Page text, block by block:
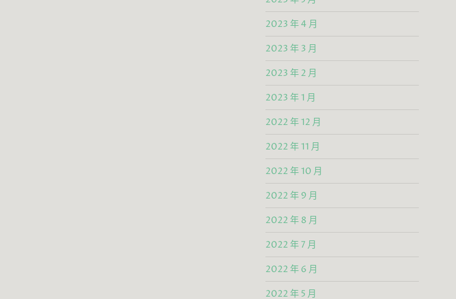
2023 年 4 月
2023 年 3 月
2023 年 2 月
2023 年 1 月
2022 年 12 月
2022 年 11 月
2022 年 10 月
2022 年 9 月
2022 年 8 月
2022 年 7 月
2022 年 6 月
2022 年 5 月